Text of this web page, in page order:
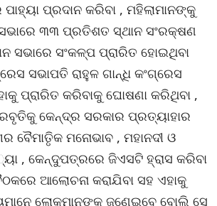
ପ୍ରଦାନ କରିବା , ମହିଲାମାନଙ୍କୁ
୩୩ ପ୍ରତିଶତ ସ୍ଥାନ ସଂରକ୍ଷଣ
ସଭାରେ ସଂକଳ୍ପ ପ୍ରାରିତ ହୋଇଥିବା
ସଭାପତି ରାହୁଳ ଗାନ୍ଧି କଂଗ୍ରେସ
ପ୍ରାରିତ କରିବାକୁ ଘୋଷଣା କରିଥିବା ,
କେନ୍ଦ୍ର ସରକାର ପ୍ରତ୍ୟାହାର
ବୈମାତୃିକ ମନୋଭାବ , ମହାନଦୀ ଓ
, କେନ୍ଦୁପତ୍ରରେ ଜିଏସଟି ହ୍ରାସ କରିବା
ଆଲୋଚନା କରାଯିବା ସହ ଏହାକୁ
ଲୋକମାନଙ୍କୁ ଜଣେଇବେ ବୋଲି ସେ